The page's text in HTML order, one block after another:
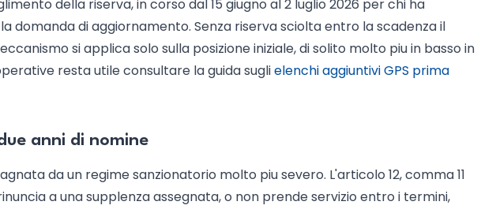
della riserva, in corso dal 15 giugno al 2 luglio 2026 per chi ha
domanda di aggiornamento. Senza riserva sciolta entro la scadenza il
si applica solo sulla posizione iniziale, di solito molto piu in basso in
resta utile consultare la guida suglielenchi aggiuntivi GPS prima
anni di nomine
da un regime sanzionatorio molto piu severo. L'articolo 12, comma 11
a una supplenza assegnata, o non prende servizio entro i termini,